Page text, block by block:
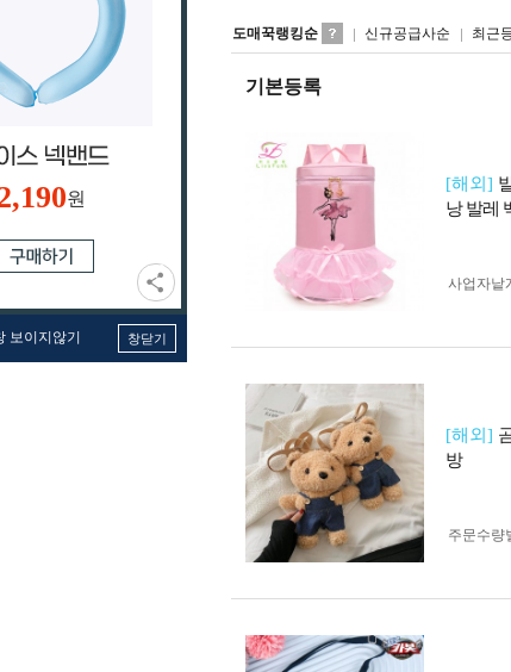
원
보이지않기 창닫기
도매꾹랭킹순 신규공급사순 최근
기본등록
[해외]
낭 발레
사업자 낱
[해외]
방
주문수량